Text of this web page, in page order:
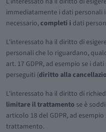
immediatamente i dati personali
necessario,completi i dati
L'interessato ha il diritto di
personali che lo riguardano,
art. 17 GDPR, ad esempio se i
perseguiti (diritto alla
L'interessato ha il diritto di
limitare il trattamento se è
articolo 18 del GDPR, ad
trattamento.